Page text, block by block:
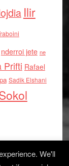
Ilir
nderroi jete ne
Prifti Rafael
Sadik Elshani
We'll